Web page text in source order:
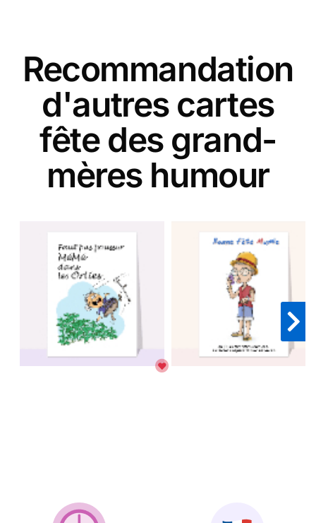
Recommandation
d'autres cartes
fête des grand-
mères humour